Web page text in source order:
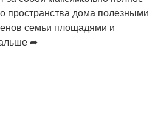
пространства дома полезными
семьи площадями и
➦